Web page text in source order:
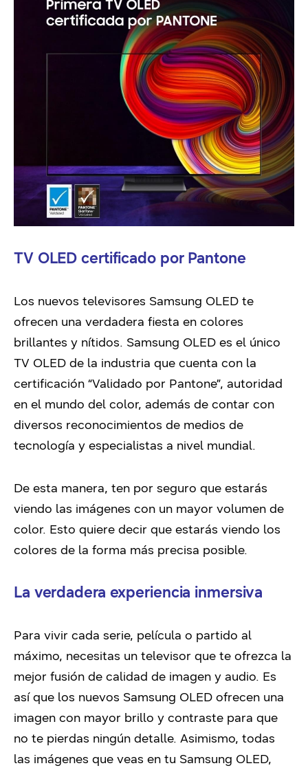
TV OLED certificado por Pantone
Los nuevos televisores Samsung OLED te
ofrecen una verdadera fiesta en colores
brillantes y nítidos. Samsung OLED es el único
TV OLED de la industria que cuenta con la
certificación “Validado por Pantone”, autoridad
en el mundo del color, además de contar con
diversos reconocimientos de medios de
tecnología y especialistas a nivel mundial.
De esta manera, ten por seguro que estarás
viendo las imágenes con un mayor volumen de
color. Esto quiere decir que estarás viendo los
colores de la forma más precisa posible.
La verdadera experiencia inmersiva
Para vivir cada serie, película o partido al
máximo, necesitas un televisor que te ofrezca la
mejor fusión de calidad de imagen y audio. Es
así que los nuevos Samsung OLED ofrecen una
imagen con mayor brillo y contraste para que
no te pierdas ningún detalle. Asimismo, todas
las imágenes que veas en tu Samsung OLED,